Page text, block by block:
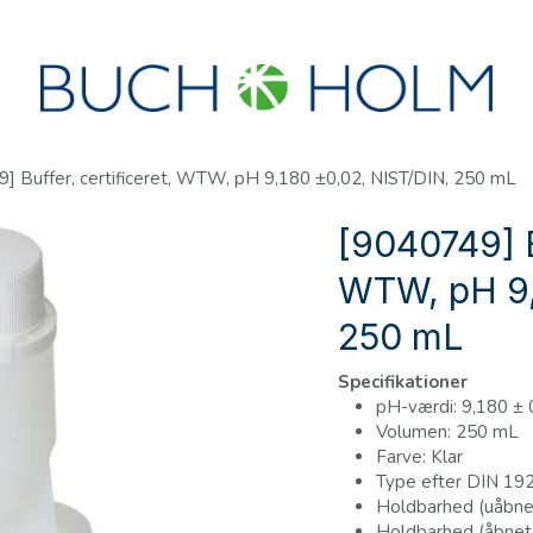
Buffer, certificeret, WTW, pH 9,180 ±0,02, NIST/DIN, 250 mL
[9040749]
WTW, pH
250 mL
Specifikationer
pH-værdi: 9,180 ±
Volumen: 250 mL
Farve: Klar
Type efter DIN
Holdbarhed